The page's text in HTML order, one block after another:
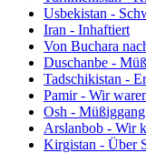
Usbekistan -
Iran - Inhaftiert
Von Buchara
Duschanbe -
Tadschikistan -
Pamir - Wir
Osh -
Arslanbob - Wir
Kirgistan - Über